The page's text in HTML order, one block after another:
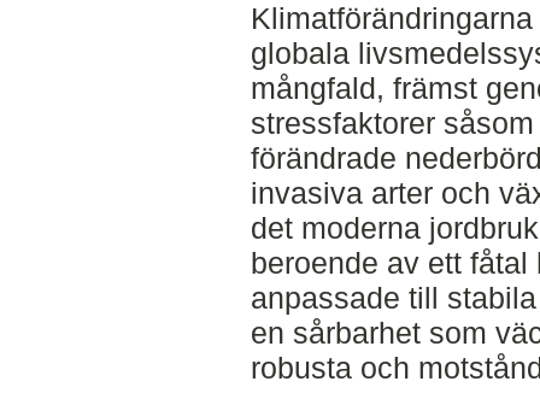
globala
mångfald, främst
stressfaktorer
förändrade
invasiva arter och
det moderna
beroende av ett
anpassade till
en sårbarhet som
robusta och